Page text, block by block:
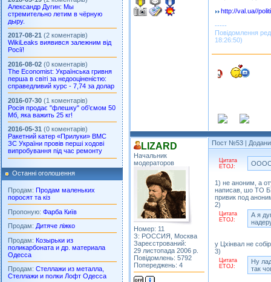
Александр Дугин: Мы
стремительно летим в чёрную
дыру.
2017-08-21 (2 коментарів)
WikiLeaks виявився залежним від
Росії!
2016-08-02 (0 коментарів)
The Economist: Українська гривня
перша в світі за недооціненістю:
справедливий курс - 7,74 за долар
2016-07-30 (1 коментарів)
Росія продає "флешку" об’ємом 50
Мб, яка важить 25 кг!
2016-05-31 (0 коментарів)
Ракетний катер «Прилуки» ВМС
ЗС України провів перші ходові
випробування під час ремонту
Останні оголошення
Продам: Продам маленьких
поросят та кіз
Пропоную: Фарба Київ
Продам: Дитяче ліжко
Продам: Козырьки из
поликарбоната и др. материала
Одесса
Продам: Стеллажи из металла,
Стеллажи и полки Лофт Одесса
http://val.ua//
-----
Повідомлення
18:26:50)
LIZARD
Начальник
модераторов
Номер: 11
З: РОССИЯ, Москва
Зареєстрований:
29 листопада 2006 р.
Повідомлень: 5792
Попереджень: 4
Пост №53 |
Цитата
ETOJ:
1) не аноним, а
написав, шо ТО
привик под
2)
Цитата
ETOJ:
А я
у Цхiнвал не
3)
Цитата
ETOJ:
Ну
так